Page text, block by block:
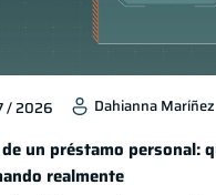
22
22
para mujeres 20
financiera 13
12
financieros 11
/ 2026 Dahianna Maríñez
un préstamo personal:
realmente